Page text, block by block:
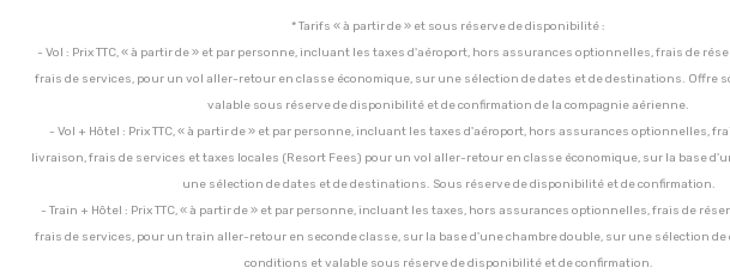
* Tarifs « à partir de » et sous réserve de disponibilité :
- Vol : Prix TTC, « à partir de » et par personne, incluant les taxes d'aéroport, hors assurances optionnelles, frais de
frais de services, pour un vol aller-retour en classe économique, sur une sélection de dates et de destinations. Offre
valable sous réserve de disponibilité et de confirmation de la compagnie aérienne.
- Vol + Hôtel : Prix TTC, « à partir de » et par personne, incluant les taxes d'aéroport, hors assurances optionnelles,
livraison, frais de services et taxes locales (Resort Fees) pour un vol aller-retour en classe économique, sur la base
une sélection de dates et de destinations. Sous réserve de disponibilité et de confirmation.
- Train + Hôtel : Prix TTC, « à partir de » et par personne, incluant les taxes, hors assurances optionnelles, frais de
frais de services, pour un train aller-retour en seconde classe, sur la base d'une chambre double, sur une sélection de
conditions et valable sous réserve de disponibilité et de confirmation.